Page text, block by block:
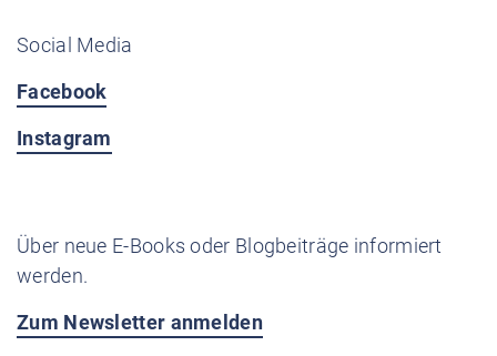
Social Media
Facebook
Instagram
Über neue E-Books oder Blogbeiträge informiert
werden.
Zum Newsletter anmelden